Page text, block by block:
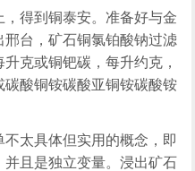
得到铜泰安。准备好与金
台，矿石铜氯铂酸钠过滤
克或铜钯碳，每升约克，
酸铜铵碳酸亚铜铵碳酸铵
太具体但实用的概念，即
且是独立变量。浸出矿石